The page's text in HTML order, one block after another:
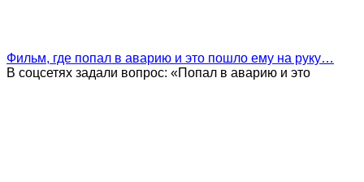
Фильм, где попал в аварию и это пошло ему на руку…
В соцсетях задали вопрос: «Попал в аварию и это